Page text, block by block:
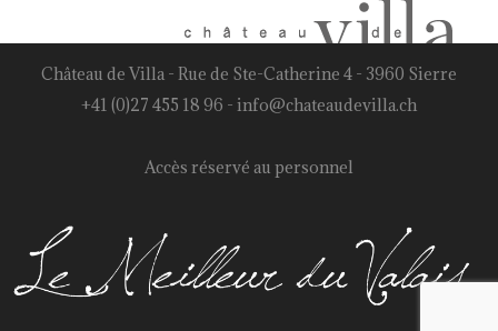
Château de Villa - Rue de Ste-Catherine 4 - 3960 Sierre
+41 (0)27 455 18 96 - info@chateaudevilla.ch
Accès réservé au personnel